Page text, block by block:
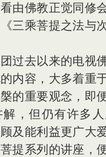
佛教正觉同修
三乘菩提之法与
去以来的电视
内容，大多着重
的重要观念，即
解，但仍有许多
及能利益更广大
提系列的讲座，